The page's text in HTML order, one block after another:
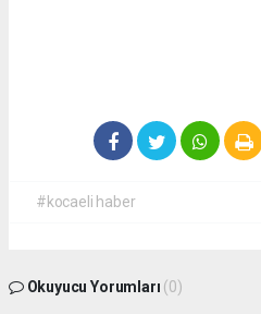
#kocaeli haber
Okuyucu Yorumları (0)